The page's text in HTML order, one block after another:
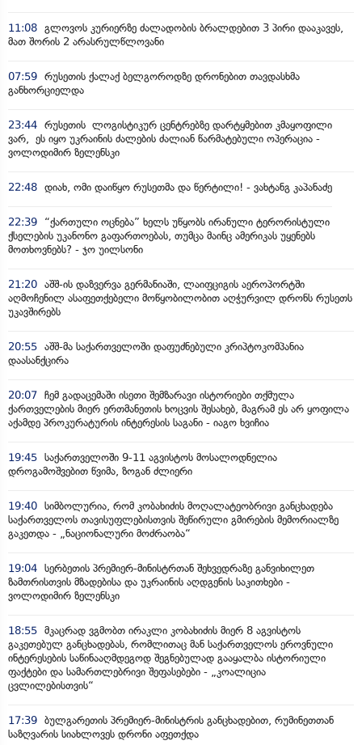
11:08 გლოვოს კურიერზე ძალადობის ბრალდებით 3 პირი დააკავეს,
მათ შორის 2 არასრულწლოვანი
07:59 რუსეთის ქალაქ ბელგოროდზე დრონებით თავდასხმა
განხორციელდა
23:44 რუსეთის ლოგისტიკურ ცენტრებზე დარტყმებით კმაყოფილი
ვარ, ეს იყო უკრაინის ძალების ძალიან წარმატებული ოპერაცია -
ვოლოდიმირ ზელენსკი
22:48 დიახ, ომი დაიწყო რუსეთმა და წერტილი! - ვახტანგ კაპანაძე
22:39
“ქართული ოცნება” ხელს უწყობს ირანული ტერორისტული
ქსელების უკანონო გაფართოებას, თუმცა მაინც ამერიკას უყენებს
მოთხოვნებს? - ჯო უილსონი
21:20 აშშ-ის დაზვერვა გერმანიაში, ლაიფციგის აეროპორტში
აღმოჩენილ ასაფეთქებელი მოწყობილობით აღჭურვილ დრონს რუსეთს
უკავშირებს
20:55 აშშ-მა საქართველოში დაფუძნებული კრიპტოკომპანია
დაასანქცირა
20:07 ჩემ გადაცემაში ისეთი შემზარავი ისტორიები თქმულა
ქართველების მიერ ერთმანეთის ხოცვის შესახებ, მაგრამ ეს არ ყოფილა
აქამდე პროკურატურის ინტერესის საგანი - იაგო ხვიჩია
19:45 საქართველოში 9-11 აგვისტოს მოსალოდნელია
დროგამოშვებით წვიმა, ზოგან ძლიერი
19:40 სიმბოლურია, რომ კობახიძის მოღალატეობრივი განცხადება
საქართველოს თავისუფლებისთვის შეწირული გმირების მემორიალზე
გაკეთდა - „ნაციონალური მოძრაობა“
19:04 სერბეთის პრემიერ-მინისტრთან შეხვედრაზე განვიხილეთ
ზამთრისთვის მზადებისა და უკრაინის აღდგენის საკითხები -
ვოლოდიმირ ზელენსკი
18:55 მკაცრად ვგმობთ ირაკლი კობახიძის მიერ 8 აგვისტოს
გაკეთებულ განცხადებას, რომლითაც მან საქართველოს ეროვნული
ინტერესების საწინააღმდეგოდ შეგნებულად გააყალბა ისტორიული
ფაქტები და სამართლებრივი შეფასებები - „კოალიცია
ცვლილებისთვის“
17:39 ბულგარეთის პრემიერ-მინისტრის განცხადებით, რუმინეთთან
საზღვარის სიახლოვეს დრონი აფეთქდა